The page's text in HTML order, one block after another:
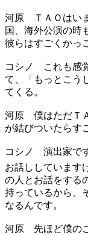
河原 ＴＡＯはい
国、海外公演の時
彼らはすごくかっ
コシノ
これも感
て、「もっとこう
てくる。
河原 僕はただＴ
が結びついたらす
コシノ
演出家で
お話ししています
の人とお話をする
持っているから、
なるんです。
河原 先ほど僕の